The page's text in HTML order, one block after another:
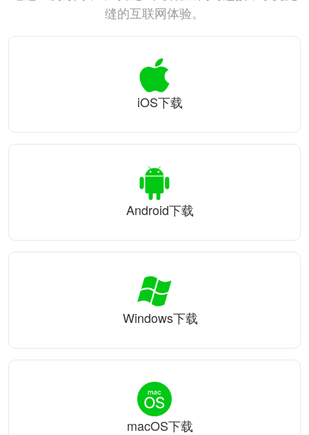
缝的互联网体验。
iOS下载
Android下载
Windows下载
macOS下载